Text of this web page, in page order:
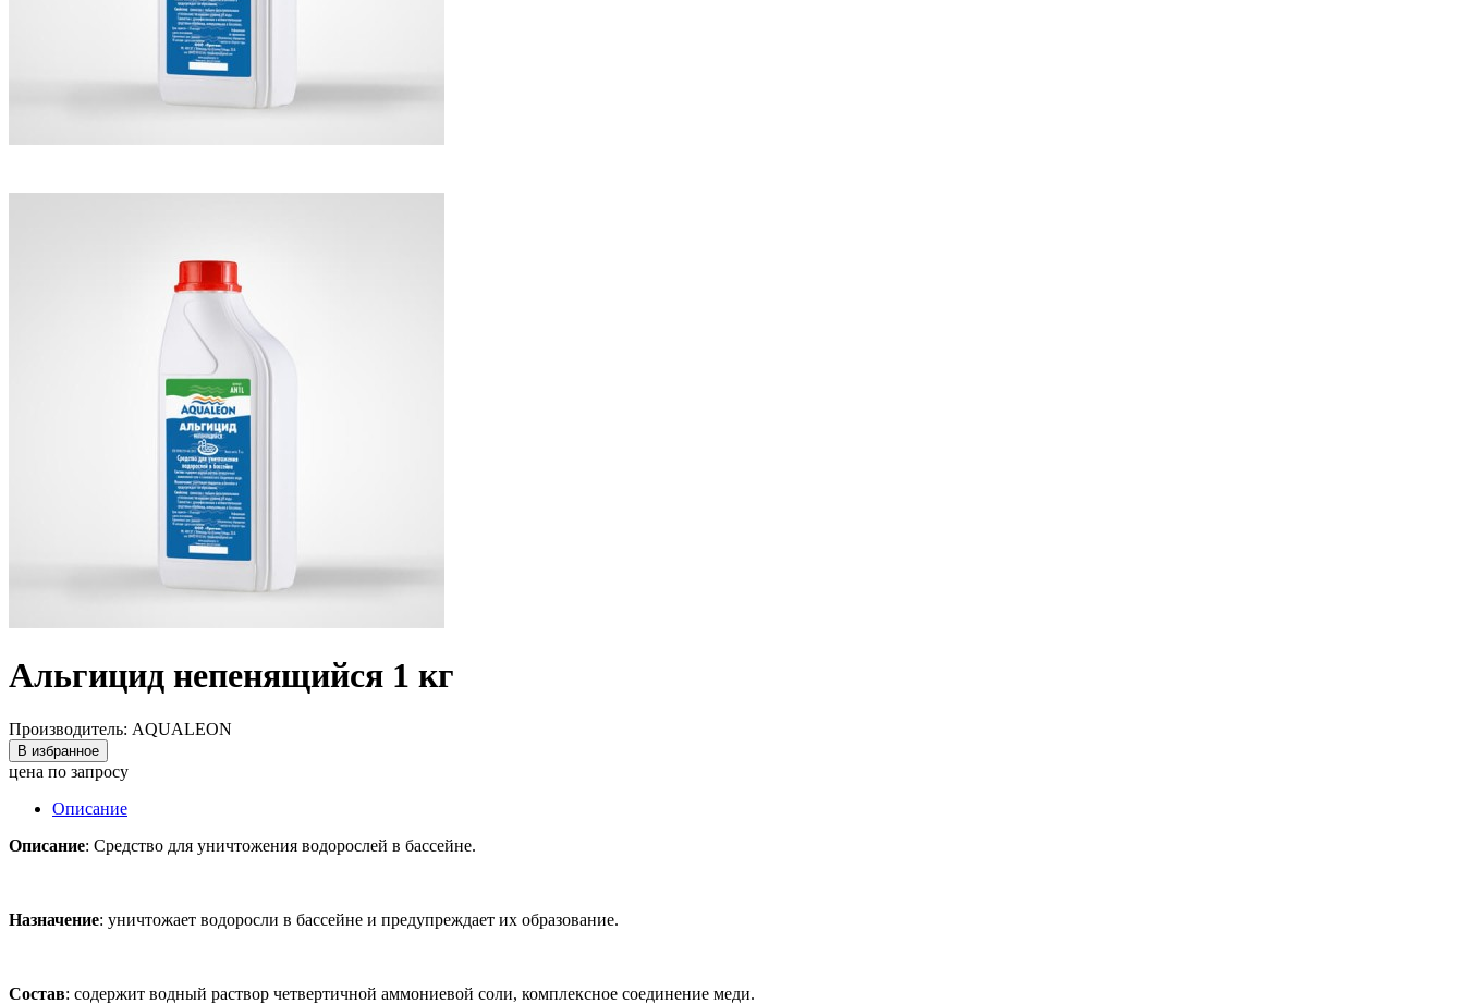
Альгицид непенящийся 1 кг
Производитель: AQUALEON
В избранное
цена по запросу
Описание
Описание: Средство для уничтожения водорослей в бассейне.
Назначение: уничтожает водоросли в бассейне и предупреждает их образование.
Состав: содержит водный раствор четвертичной аммониевой соли, комплексное соединение меди.